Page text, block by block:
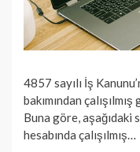
4857 sayılı İş
bakımından
Buna göre, aşağıdaki
hesabında çalışılmış…